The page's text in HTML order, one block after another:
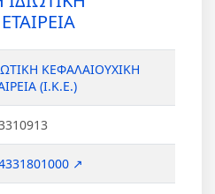
ΚΕΦΑΛΑΙΟΥΧΙΚΗ
(Ι.Κ.Ε.)
↗